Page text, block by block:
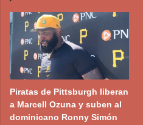
Piratas de Pittsburgh liberan
a Marcell Ozuna y suben al
dominicano Ronny Simón